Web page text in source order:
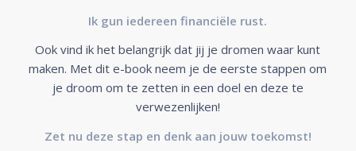
Ik gun iedereen financiële rust.
Ook vind ik het belangrijk dat jij je dromen waar kunt
maken. Met dit e-book neem je de eerste stappen om
je droom om te zetten in een doel en deze te
verwezenlijken!
Zet nu deze stap en denk aan jouw toekomst!